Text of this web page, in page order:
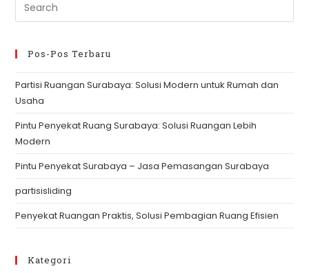
Pos-Pos Terbaru
Partisi Ruangan Surabaya: Solusi Modern untuk Rumah dan
Usaha
Pintu Penyekat Ruang Surabaya: Solusi Ruangan Lebih
Modern
Pintu Penyekat Surabaya – Jasa Pemasangan Surabaya
partisisliding
Penyekat Ruangan Praktis, Solusi Pembagian Ruang Efisien
Kategori